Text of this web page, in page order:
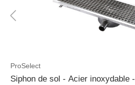
ProSelect
Siphon de sol - Acier inoxydable -